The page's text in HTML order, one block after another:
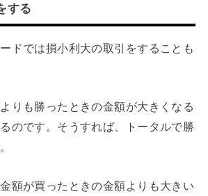
する
ドでは損小利大の取引をすることも
りも勝ったときの金額が大きくなる
のです。そうすれば、トータルで勝
額が買ったときの金額よりも大きい